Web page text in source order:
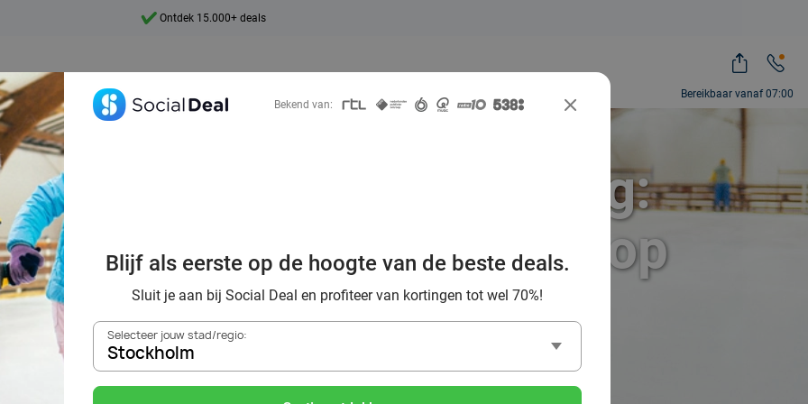
Bereikbaar vanaf 07:00
Ontdek 15.000+ deals
in Stockholm met korting:
door winterplezier op
het ijs
Bekend van:
Blijf als eerste op de hoogte van de beste deals.
Sluit je aan bij Social Deal en profiteer van kortingen tot wel 70%!
Selecteer jouw stad/regio:
Stockholm